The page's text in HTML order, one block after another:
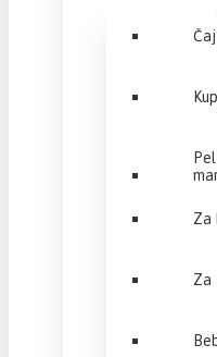
Za
Za